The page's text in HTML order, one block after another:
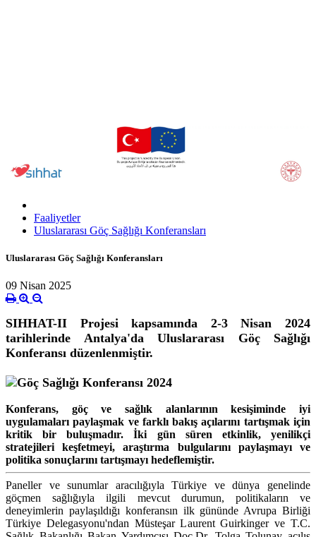
Faaliyetler
Uluslararası Göç Sağlığı Konferansları
Uluslararası Göç Sağlığı Konferansları
09 Nisan 2025
SIHHAT-II Projesi kapsamında 2-3 Nisan 2024
tarihlerinde Antalya'da Uluslararası Göç Sağlığı
Konferansı düzenlenmiştir.
Konferans, göç ve sağlık alanlarının kesişiminde iyi
uygulamaları paylaşmak ve farklı bakış açılarını tartışmak için
kritik bir buluşmadır. İki gün süren etkinlik, yenilikçi
stratejileri keşfetmeyi, araştırma bulgularını paylaşmayı ve
politika sonuçlarını tartışmayı hedeflemiştir.
Paneller ve sunumlar aracılığıyla Türkiye ve dünya genelinde
göçmen sağlığıyla ilgili mevcut durumun, politikaların ve
deneyimlerin paylaşıldığı konferansın ilk gününde Avrupa Birliği
Türkiye Delegasyonu'ndan Müsteşar Laurent Guirkinger ve T.C.